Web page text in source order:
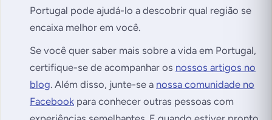
Portugal pode ajudá-lo a descobrir qual região se
encaixa melhor em você.
Se você quer saber mais sobre a vida em Portugal,
certifique-se de acompanhar os nossos artigos no
blog. Além disso, junte-se a nossa comunidade no
Facebook para conhecer outras pessoas com